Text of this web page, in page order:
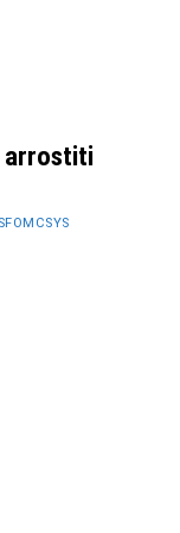
arrostiti
SFOMCSYS